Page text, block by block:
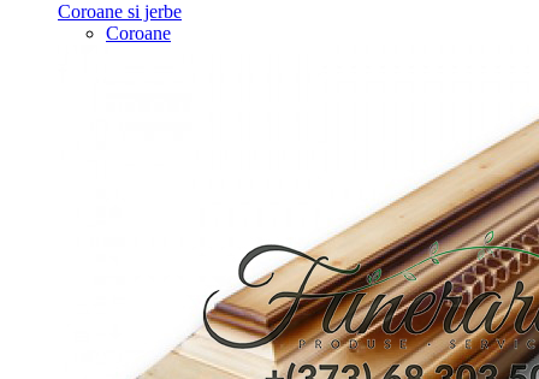
Coroane si jerbe
Coroane